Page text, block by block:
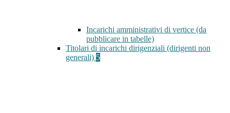
Incarichi amministrativi di vertice (da
pubblicare in tabelle)
Titolari di incarichi dirigenziali (dirigenti non
generali) 5